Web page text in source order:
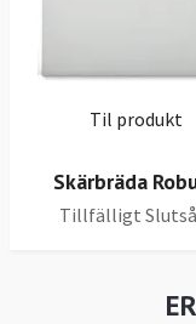
Til produkt
Skärbräda
Tillfälligt